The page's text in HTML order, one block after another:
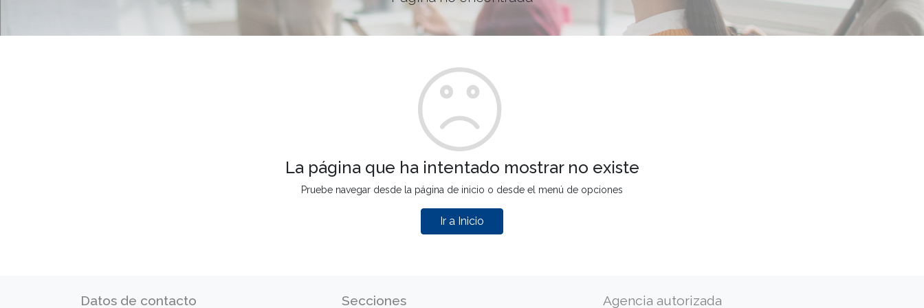
La página que ha intentado mostrar no existe
Pruebe navegar desde la página de inicio o desde el menú de opciones
Ir a Inicio
Datos de contacto Secciones Agencia autorizada